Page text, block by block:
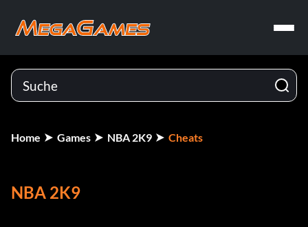
Home Games NBA 2K9 Cheats
NBA 2K9